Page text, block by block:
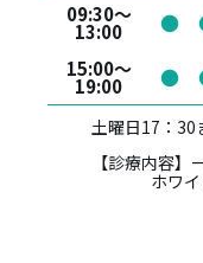
09:30～
13:00 ●
15:00～
19:00 ●
土曜日17：30
【診療内容】
ホワ